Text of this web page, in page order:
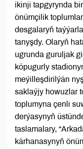
ikinji tapgyrynda
önümçilik
desgalaryň
tanyşdy. Olaryň
ugrunda guruljak
köpugurly
meýilleşdirilýän
saklaýjy howuzlar
toplumyna çenli
derýasynyň
taslamalary,
kärhanasynyň